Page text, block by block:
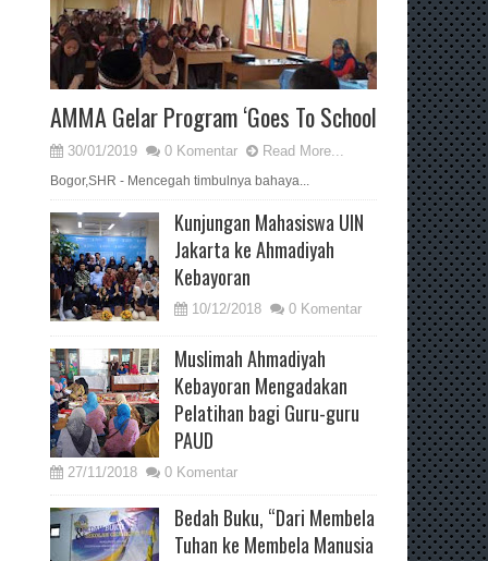
AMMA Gelar Program ‘Goes To School
30/01/2019 0 Komentar Read More...
Bogor,SHR - Mencegah timbulnya bahaya...
Kunjungan Mahasiswa UIN
Jakarta ke Ahmadiyah
Kebayoran
10/12/2018 0 Komentar
Muslimah Ahmadiyah
Kebayoran Mengadakan
Pelatihan bagi Guru-guru
PAUD
27/11/2018 0 Komentar
Bedah Buku, “Dari Membela
Tuhan ke Membela Manusia